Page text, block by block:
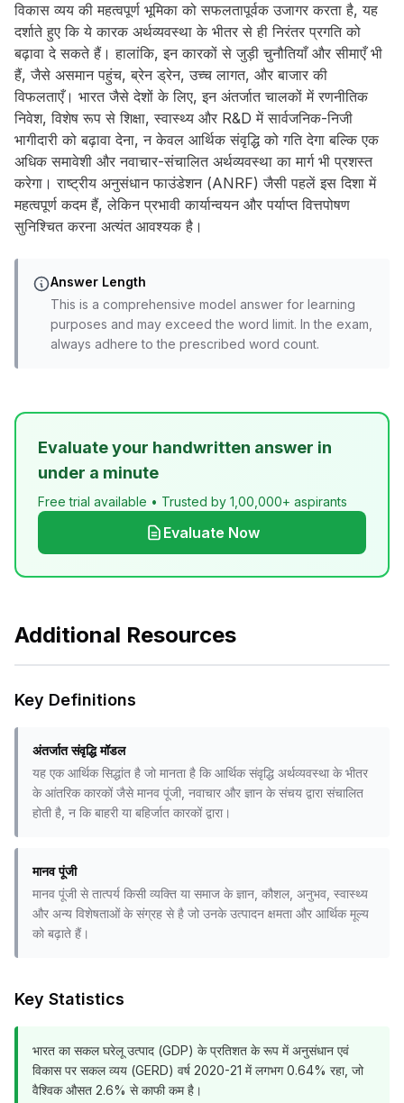
विकास व्यय की महत्वपूर्ण भूमिका को सफलतापूर्वक उजागर करता है, यह
दर्शाते हुए कि ये कारक अर्थव्यवस्था के भीतर से ही निरंतर प्रगति को
बढ़ावा दे सकते हैं। हालांकि, इन कारकों से जुड़ी चुनौतियाँ और सीमाएँ भी
हैं, जैसे असमान पहुंच, ब्रेन ड्रेन, उच्च लागत, और बाजार की
विफलताएँ। भारत जैसे देशों के लिए, इन अंतर्जात चालकों में रणनीतिक
निवेश, विशेष रूप से शिक्षा, स्वास्थ्य और R&D में सार्वजनिक-निजी
भागीदारी को बढ़ावा देना, न केवल आर्थिक संवृद्धि को गति देगा बल्कि एक
अधिक समावेशी और नवाचार-संचालित अर्थव्यवस्था का मार्ग भी प्रशस्त
करेगा। राष्ट्रीय अनुसंधान फाउंडेशन (ANRF) जैसी पहलें इस दिशा में
महत्वपूर्ण कदम हैं, लेकिन प्रभावी कार्यान्वयन और पर्याप्त वित्तपोषण
सुनिश्चित करना अत्यंत आवश्यक है।
Answer Length
This is a comprehensive model answer for learning
purposes and may exceed the word limit. In the exam,
always adhere to the prescribed word count.
Evaluate your handwritten answer in
under a minute
Free trial available • Trusted by 1,00,000+ aspirants
Evaluate Now
Additional Resources
Key Definitions
अंतर्जात संवृद्धि मॉडल
यह एक आर्थिक सिद्धांत है जो मानता है कि आर्थिक संवृद्धि अर्थव्यवस्था के भीतर
के आंतरिक कारकों जैसे मानव पूंजी, नवाचार और ज्ञान के संचय द्वारा संचालित
होती है, न कि बाहरी या बहिर्जात कारकों द्वारा।
मानव पूंजी
मानव पूंजी से तात्पर्य किसी व्यक्ति या समाज के ज्ञान, कौशल, अनुभव, स्वास्थ्य
और अन्य विशेषताओं के संग्रह से है जो उनके उत्पादन क्षमता और आर्थिक मूल्य
को बढ़ाते हैं।
Key Statistics
भारत का सकल घरेलू उत्पाद (GDP) के प्रतिशत के रूप में अनुसंधान एवं
विकास पर सकल व्यय (GERD) वर्ष 2020-21 में लगभग 0.64% रहा, जो
वैश्विक औसत 2.6% से काफी कम है।